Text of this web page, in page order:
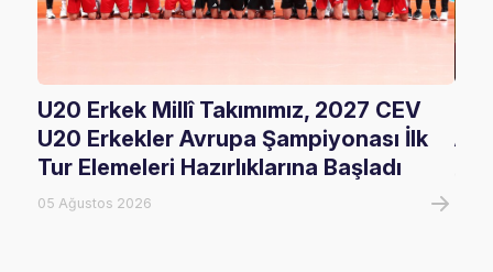
U20 Erkek Millî Takımımız, 2027 CEV
U20 Erkekler Avrupa Şampiyonası İlk
Tur Elemeleri Hazırlıklarına Başladı
05 Ağustos 2026